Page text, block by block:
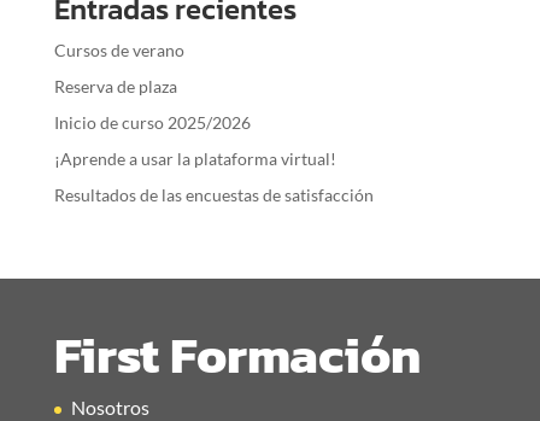
Entradas recientes
Cursos de verano
Reserva de plaza
Inicio de curso 2025/2026
¡Aprende a usar la plataforma virtual!
Resultados de las encuestas de satisfacción
First Formación
Nosotros